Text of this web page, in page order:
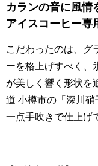
カランの音に風情
アイスコーヒー専
こだわったのは、グ
ーを格上げすべく、
が美しく響く形状を
道 小樽市の「深川
一点手吹きで仕上げ